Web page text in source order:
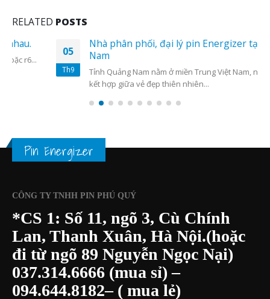
RELATED POSTS
05
Nhà phân phối, đại lý pin Energizer tại Quảng
Nam
Tỉnh Quảng Nam nằm ở miền Trung Việt Nam, nổi bật với sự
kết hợp giữa vẻ đẹp thiên nhiên...
Pin Energizer
CÔNG TY TNHH PIN PHÚ QUÝ
*CS 1: Số 11, ngõ 3, Cù Chính
Lan, Thanh Xuân, Hà Nội.(hoặc
đi từ ngõ 89 Nguyễn Ngọc Nại)
037.314.6666(mua sỉ) –